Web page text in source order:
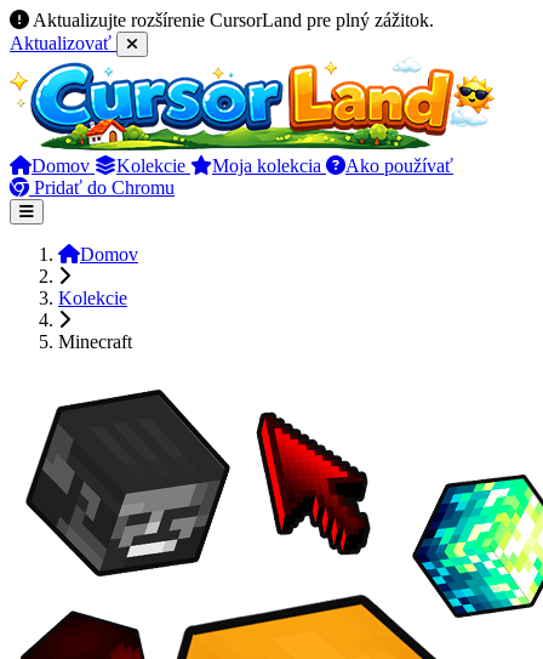
Aktualizujte rozšírenie CursorLand pre plný zážitok.
Aktualizovať
Domov Kolekcie Moja kolekcia
Ako používať
Pridať do Chromu
Domov
Kolekcie
Minecraft